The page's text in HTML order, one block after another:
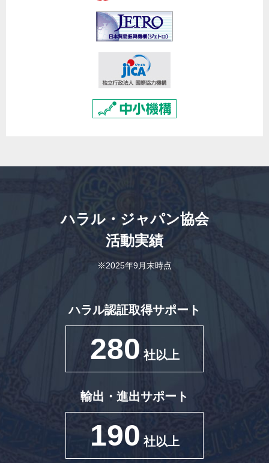
ハラル・ジャパン協会
活動実績
※2025年9月末時点
ハラル認証取得サポート
280 社以上
輸出・進出サポート
190 社以上